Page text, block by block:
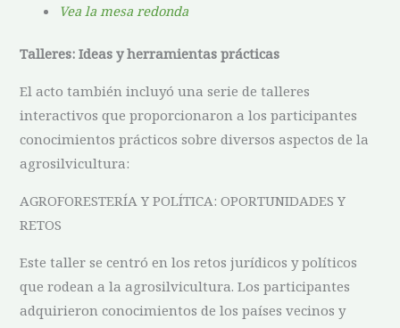
Vea la mesa redonda
Talleres: Ideas y herramientas prácticas
El acto también incluyó una serie de talleres
interactivos que proporcionaron a los participantes
conocimientos prácticos sobre diversos aspectos de la
agrosilvicultura:
AGROFORESTERÍA Y POLÍTICA: OPORTUNIDADES Y
RETOS
Este taller se centró en los retos jurídicos y políticos
que rodean a la agrosilvicultura. Los participantes
adquirieron conocimientos de los países vecinos y